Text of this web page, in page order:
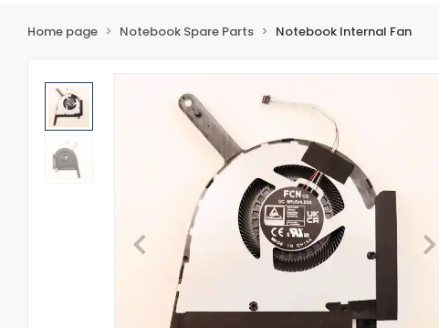
Home page Notebook Spare Parts Notebook Internal Fan